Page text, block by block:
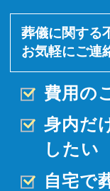
葬儀に関する
お気軽にご連
費用の
身内だ
したい
自宅で